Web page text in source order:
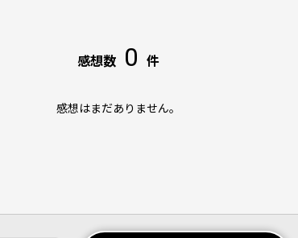
感想数 0 件
感想はまだありません。